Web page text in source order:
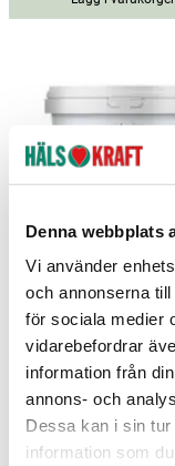
Denna webbplats
Vi använder
och annonserna
för sociala medier
vidarebefordrar
information från
annons- och
Dessa kan i sin
information som
Fiberfin 400g
Sukrin
Pris:132 kr
132 kr
Ej i lager